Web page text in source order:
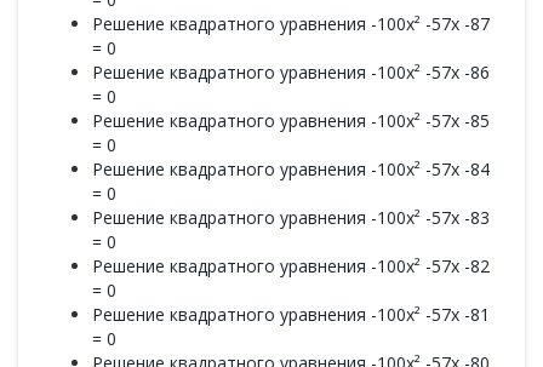
Решение квадратного уравнения -100x² -57x -87
= 0
Решение квадратного уравнения -100x² -57x -86
= 0
Решение квадратного уравнения -100x² -57x -85
= 0
Решение квадратного уравнения -100x² -57x -84
= 0
Решение квадратного уравнения -100x² -57x -83
= 0
Решение квадратного уравнения -100x² -57x -82
= 0
Решение квадратного уравнения -100x² -57x -81
= 0